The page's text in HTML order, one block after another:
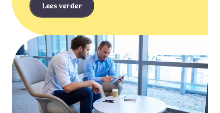
Lees verder